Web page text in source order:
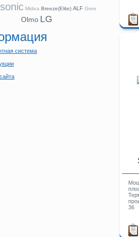
36
Midea Breeze(Elite) ALF Gree
Olmo LG
система